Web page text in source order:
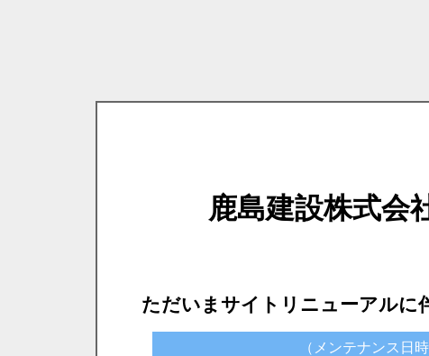
鹿島建設株式
ただいまサイトリニューアルに
（メンテナンス日